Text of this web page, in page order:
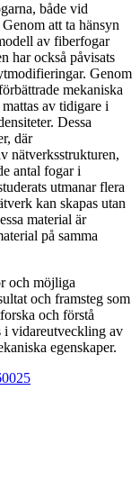
både vid
att ta hänsyn
av fiberfogar
har också påvisats
Genom
mekaniska
av tidigare i
Dessa
där
nätverksstrukturen,
antal fogar i
utmanar flera
kan skapas utan
material är
på samma
och möjliga
och framsteg som
och förstå
i vidareutveckling av
egenskaper.